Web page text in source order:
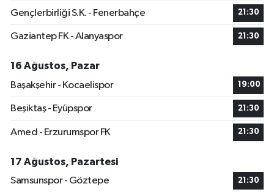
Gençlerbirliği S.K. - Fenerbahçe 21:30
Gaziantep FK - Alanyaspor 21:30
16 Ağustos, Pazar
Başakşehir - Kocaelispor
19:00
Beşiktaş - Eyüpspor 21:30
Amed - Erzurumspor FK 21:30
17 Ağustos, Pazartesi
Samsunspor - Göztepe
21:30